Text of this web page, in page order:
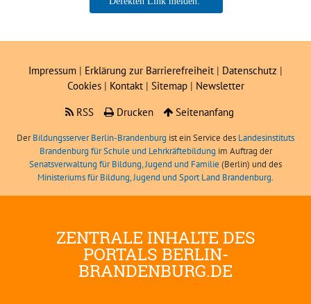
Impressum | Erklärung zur Barrierefreiheit | Datenschutz |
Cookies| Kontakt | Sitemap| Newsletter
RSS
Drucken Seitenanfang
DerBildungsserver Berlin-Brandenburg ist ein Service des Landesinstituts
Brandenburg für Schule und Lehrkräftebildung im Auftrag der
Senatsverwaltung für Bildung, Jugend und Familie (Berlin) und des
Ministeriums für Bildung, Jugend und Sport Land Brandenburg.
ZENTRALE INHALTE DES
PORTALS BERLIN-
BRANDENBURG.DE